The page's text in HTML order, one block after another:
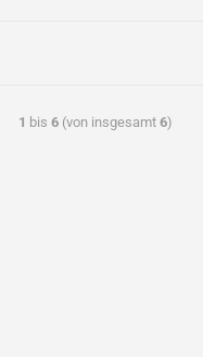
1 bis 6(von insgesamt 6)